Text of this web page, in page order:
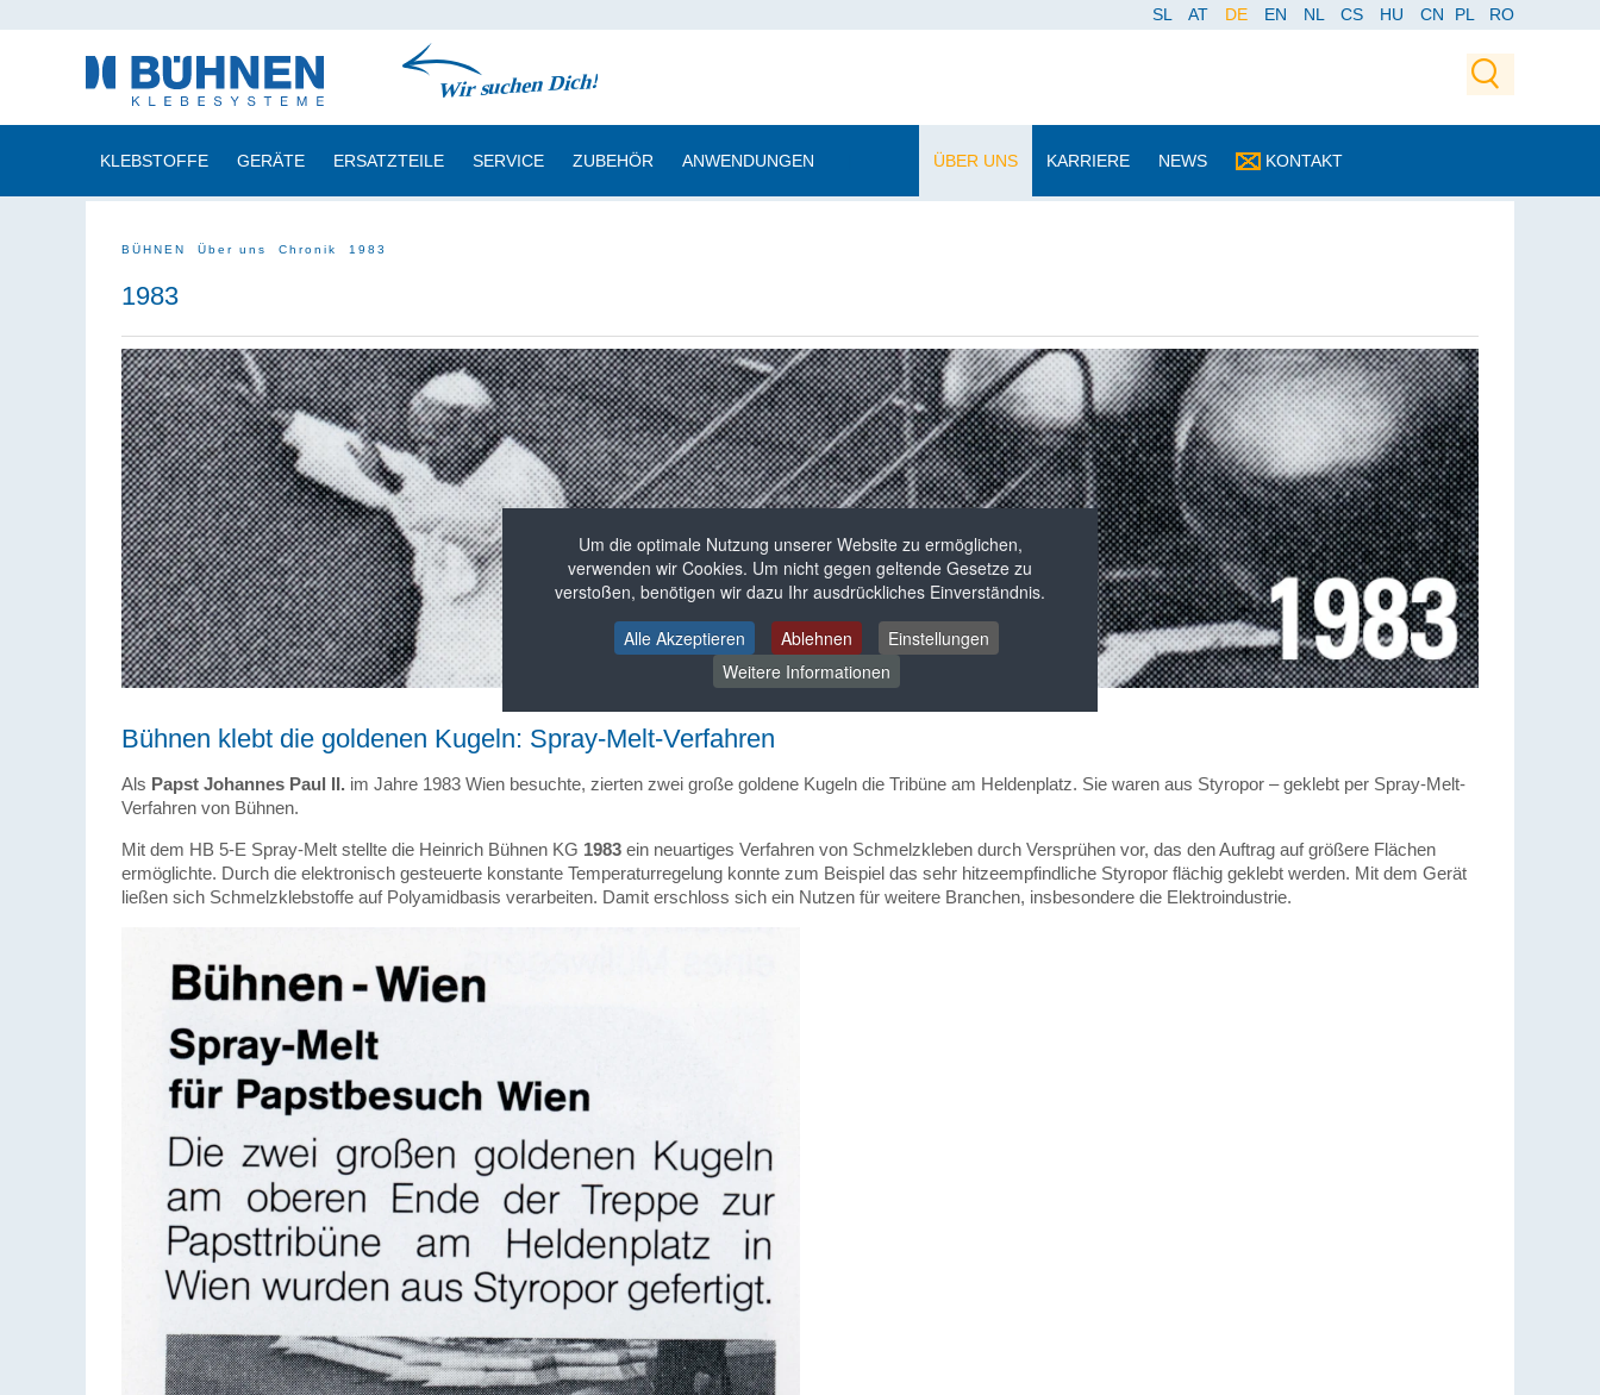
SL AT DE EN NL CS HU CN PL RO
KLEBSTOFFE GERÄTE ERSATZTEILE SERVICE ZUBEHÖR ANWENDUNGEN ÜBER UNS KARRIERE NEWS KONTAKT
BÜHNEN Über uns Chronik 1983
1983
Bühnen klebt die goldenen Kugeln: Spray-Melt-Verfahren
Als Papst Johannes Paul II. im Jahre 1983 Wien besuchte, zierten zwei große goldene Kugeln die Tribüne am Heldenplatz. Sie waren aus Styropor – geklebt per Spray-Melt-
Verfahren von Bühnen.
Mit dem HB 5-E Spray-Melt stellte die Heinrich Bühnen KG 1983 ein neuartiges Verfahren von Schmelzkleben durch Versprühen vor, das den Auftrag auf größere Flächen
ermöglichte. Durch die elektronisch gesteuerte konstante Temperaturregelung konnte zum Beispiel das sehr hitzeempfindliche Styropor flächig geklebt werden. Mit dem Gerät
ließen sich Schmelzklebstoffe auf Polyamidbasis verarbeiten. Damit erschloss sich ein Nutzen für weitere Branchen, insbesondere die Elektroindustrie.
Um die optimale Nutzung unserer Website zu ermöglichen,
verwenden wir Cookies. Um nicht gegen geltende Gesetze zu
verstoßen, benötigen wir dazu Ihr ausdrückliches Einverständnis.
Alle Akzeptieren
Ablehnen
Einstellungen
Weitere Informationen